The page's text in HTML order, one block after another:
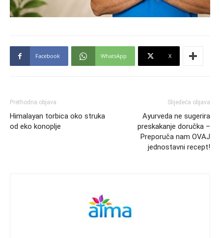
Facebook WhatsApp X
Prethodna objava
Himalayan torbica oko struka
od eko konoplje
Slijedeća objava
Ayurveda ne sugerira
preskakanje doručka –
Preporuča nam OVAJ
jednostavni recept!